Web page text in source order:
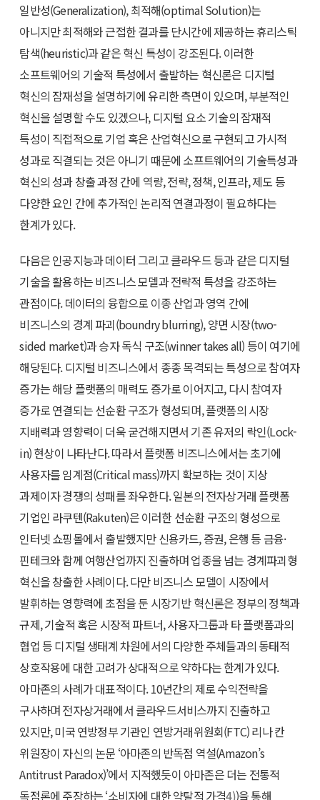
일반성(Generalization), 최적해(optimal Solution)는
아니지만 최적해와 근접한 결과를 단시간에 제공하는 휴리스틱
탐색(heuristic)과 같은 혁신 특성이 강조된다. 이러한
소프트웨어의 기술적 특성에서 출발하는 혁신론은 디지털
혁신의 잠재성을 설명하기에 유리한 측면이 있으며, 부분적인
혁신을 설명할 수도 있겠으나, 디지털 요소 기술의 잠재적
특성이 직접적으로 기업 혹은 산업혁신으로 구현되고 가시적
성과로 직결되는 것은 아니기 때문에 소프트웨어의 기술특성과
혁신의 성과 창출 과정 간에 역량, 전략, 정책, 인프라, 제도 등
다양한 요인 간에 추가적인 논리적 연결과정이 필요하다는
한계가 있다.
다음은 인공지능과 데이터 그리고 클라우드 등과 같은 디지털
기술을 활용하는 비즈니스 모델과 전략적 특성을 강조하는
관점이다. 데이터의 융합으로 이종 산업과 영역 간에
비즈니스의 경계 파괴(boundry blurring), 양면 시장(two-
sided market)과 승자 독식 구조(winner takes all) 등이 여기에
해당된다. 디지털 비즈니스에서 종종 목격되는 특성으로 참여자
증가는 해당 플랫폼의 매력도 증가로 이어지고, 다시 참여자
증가로 연결되는 선순환 구조가 형성되며, 플랫폼의 시장
지배력과 영향력이 더욱 굳건해지면서 기존 유저의 락인(Lock-
in) 현상이 나타난다. 따라서 플랫폼 비즈니스에서는 초기에
사용자를 임계점(Critical mass)까지 확보하는 것이 지상
과제이자 경쟁의 성패를 좌우한다. 일본의 전자상거래 플랫폼
기업인 라쿠텐(Rakuten)은 이러한 선순환 구조의 형성으로
인터넷 쇼핑몰에서 출발했지만 신용카드, 증권, 은행 등 금융·
핀테크와 함께 여행산업까지 진출하며 업종을 넘는 경계파괴형
혁신을 창출한 사례이다. 다만 비즈니스 모델이 시장에서
발휘하는 영향력에 초점을 둔 시장기반 혁신론은 정부의 정책과
규제, 기술적 혹은 시장적 파트너, 사용자그룹과 타 플랫폼과의
협업 등 디지털 생태계 차원에서의 다양한 주체들과의 동태적
상호작용에 대한 고려가 상대적으로 약하다는 한계가 있다.
아마존의 사례가 대표적이다. 10년간의 제로 수익전략을
구사하며 전자상거래에서 클라우드서비스까지 진출하고
있지만, 미국 연방정부 기관인 연방거래위원회(FTC) 리나 칸
위원장이 자신의 논문 ‘아마존의 반독점 역설(Amazon’s
Antitrust Paradox)’에서 지적했듯이 아마존은 더는 전통적
독점론에 주장하는 ‘소비자에 대한 약탈적 가격4))을 통해